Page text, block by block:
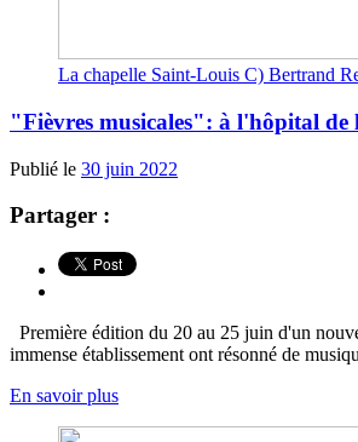
La chapelle Saint-Louis C) Bertrand
"Fièvres musicales": à l'hôpital de
Publié le 30 juin 2022
Partager :
Première édition du 20 au 25 juin d'un
immense établissement ont résonné de
En savoir plus